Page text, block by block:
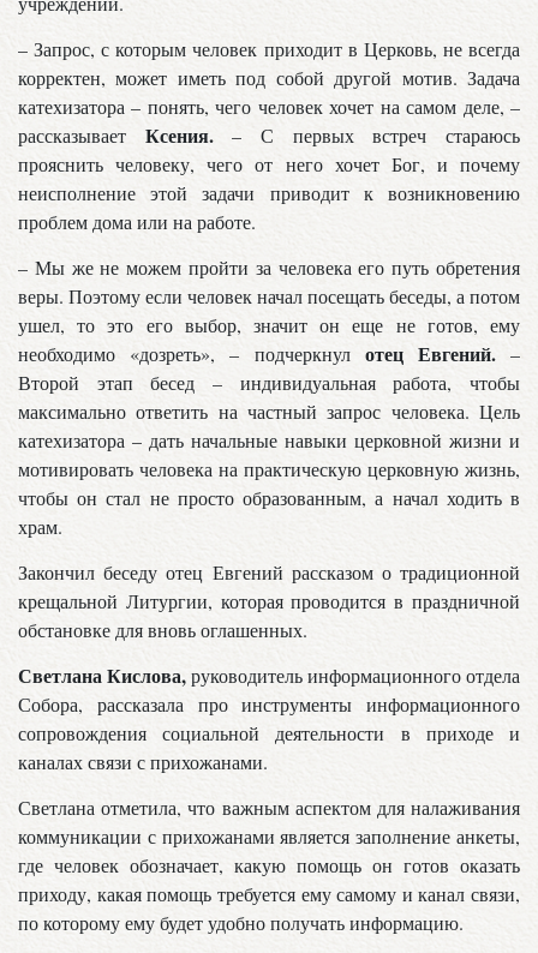
– Запрос, с которым человек приходит в Церковь, не всегда
корректен, может иметь под собой другой мотив. Задача
катехизатора – понять, чего человек хочет на самом деле, –
рассказывает Ксения.– С первых встреч стараюсь
прояснить человеку, чего от него хочет Бог, и почему
неисполнение этой задачи приводит к возникновению
проблем дома или на работе.
– Мы же не можем пройти за человека его путь обретения
веры. Поэтому если человек начал посещать беседы, а потом
ушел, то это его выбор, значит он еще не готов, ему
необходимо «дозреть», – подчеркнул отец Евгений.–
Второй этап бесед – индивидуальная работа, чтобы
максимально ответить на частный запрос человека. Цель
катехизатора – дать начальные навыки церковной жизни и
мотивировать человека на практическую церковную жизнь,
чтобы он стал не просто образованным, а начал ходить в
храм.
Закончил беседу отец Евгений рассказом о традиционной
крещальной Литургии, которая проводится в праздничной
обстановке для вновь оглашенных.
Светлана Кислова,руководитель информационного отдела
Собора, рассказала про инструменты информационного
сопровождения социальной деятельности в приходе и
каналах связи с прихожанами.
Светлана отметила, что важным аспектом для налаживания
коммуникации с прихожанами является заполнение анкеты,
где человек обозначает, какую помощь он готов оказать
приходу, какая помощь требуется ему самому и канал связи,
по которому ему будет удобно получать информацию.